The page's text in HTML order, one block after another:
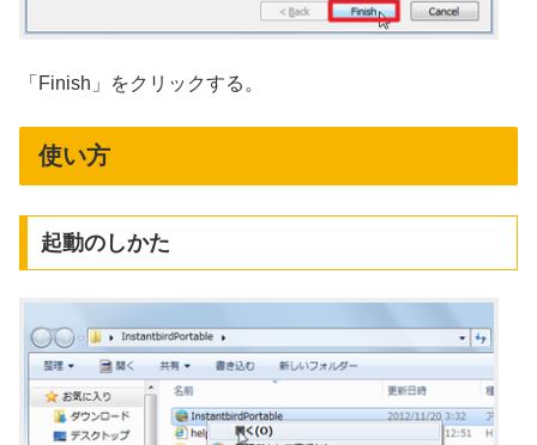
「Finish」をクリックする。
使い方
起動のしかた